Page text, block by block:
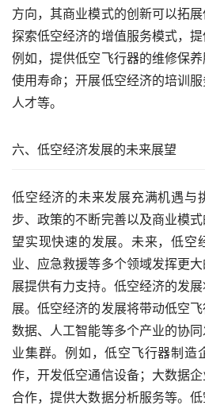
方向，其商业模式的创新可以拓
探索低空经济的增值服务模式，提
例如，提供低空飞行器的维修保
使用寿命；开展低空经济的培训
人才等。
六、低空经济发展的未来展望
低空经济的未来发展充满机遇与
步、政策的不断完善以及商业模
望实现快速的发展。未来，低空
业、应急救援等多个领域发挥更
展提供有力支持。低空经济的发
展。低空经济的发展将带动低空
数据、人工智能等多个产业的协
业集群。例如，低空飞行器制造
作，开发低空通信设备；大数据
合作，提供大数据分析服务等。